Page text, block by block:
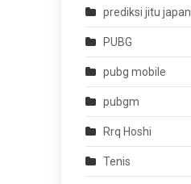
prediksi jitu japan
PUBG
pubg mobile
pubgm
Rrq Hoshi
Tenis